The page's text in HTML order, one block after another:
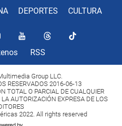
DEPORTES CULTURA
RSS
Group LLC.
RESERVADOS 2016-06-13
TOTAL O PARCIAL DE CUALQUIER
AUTORIZACIÓN EXPRESA DE LOS
2022. All rights reserved